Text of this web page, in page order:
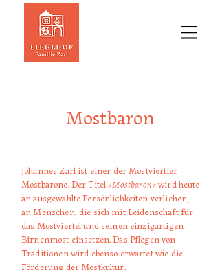
Mostbaron
Johannes Zarl ist einer der Mostviertler
Mostbarone. Der Titel»Mostbaron«wird heute
an ausgewählte Persönlichkeiten verliehen,
an Menschen, die sich mit Leidenschaft für
das Mostviertel und seinen einzigartigen
Birnenmost einsetzen. Das Pflegen von
Traditionen wird ebenso erwartet wie die
Förderung der Mostkultur.